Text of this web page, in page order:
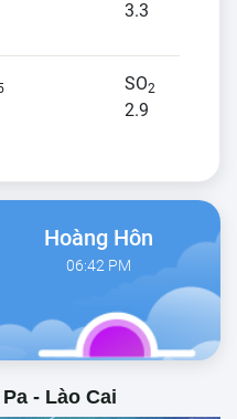
3.3
SO2
2.9
Hoàng Hôn
06:42 PM
- Lào Cai